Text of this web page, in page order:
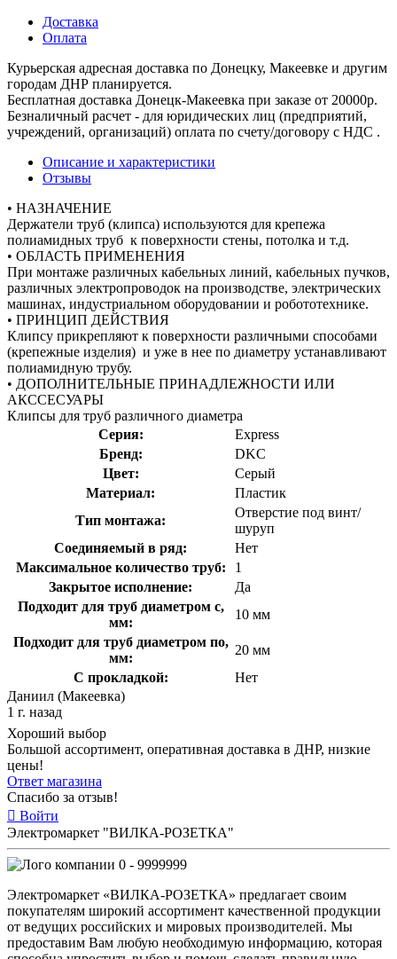
Доставка
Оплата
Курьерская адресная доставка по Донецку, Макеевке и другим
городам ДНР планируется.
Бесплатная доставка Донецк-Макеевка при заказе от 20000р.
Безналичный расчет - для юридических лиц (предприятий,
учреждений, организаций) оплата по счету/договору с НДС .
Описание и характеристики
Отзывы
• НАЗНАЧЕНИЕ
Держатели труб (клипса) используются для крепежа
полиамидных труб к поверхности стены, потолка и т.д.
• ОБЛАСТЬ ПРИМЕНЕНИЯ
При монтаже различных кабельных линий, кабельных пучков,
различных электропроводок на производстве, электрических
машинах, индустриальном оборудовании и робототехнике.
• ПРИНЦИП ДЕЙСТВИЯ
Клипсу прикрепляют к поверхности различными способами
(крепежные изделия) и уже в нее по диаметру устанавливают
полиамидную трубу.
• ДОПОЛНИТЕЛЬНЫЕ ПРИНАДЛЕЖНОСТИ ИЛИ
АКССЕСУАРЫ
Клипсы для труб различного диаметра
Серия:
Express
Бренд:
DKC
Цвет:
Серый
Материал:
Пластик
Тип монтажа:
Отверстие под винт/
шуруп
Соединяемый в ряд:
Нет
Максимальное количество труб:
1
Закрытое исполнение:
Да
Подходит для труб диаметром с,
мм:
10 мм
Подходит для труб диаметром по,
мм:
20 мм
С прокладкой:
Нет
Даниил (Макеевка)
1 г. назад
Хороший выбор
Большой ассортимент, оперативная доставка в ДНР, низкие
цены!
Ответ магазина
Спасибо за отзыв!
Войти
Электромаркет "ВИЛКА-РОЗЕТКА"
0 - 9999999
Электромаркет «ВИЛКА-РОЗЕТКА» предлагает своим
покупателям широкий ассортимент качественной продукции
от ведущих российских и мировых производителей. Мы
предоставим Вам любую необходимую информацию, которая